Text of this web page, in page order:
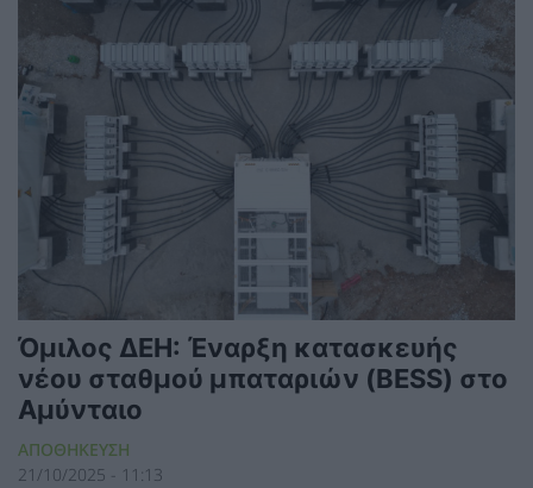
Όμιλος ΔΕΗ: Έναρξη κατασκευής
νέου σταθμού μπαταριών (BESS) στο
Αμύνταιο
ΑΠΟΘΗΚΕΥΣΗ
21/10/2025 - 11:13